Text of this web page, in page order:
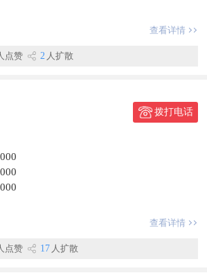
润分红
薪资4000+
氛围好
二中西行100米路北笨鸟邦
查看详情
点赞 2 人扩散
拨打电话
3800
查看详情
点赞 17 人扩散